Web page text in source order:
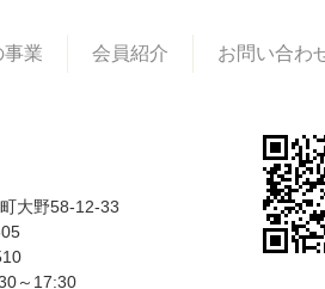
事業 会員紹介 お問い合わ
大野58-12-33
～17:30